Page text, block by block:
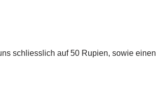
schliesslich auf 50 Rupien, sowie einen